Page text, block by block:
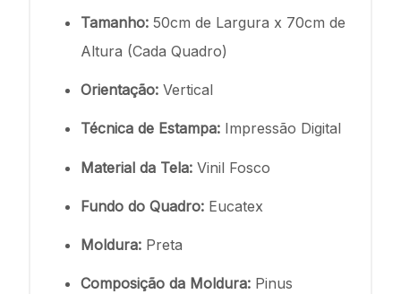
Tamanho: 50cm de Largura x 70cm de
Altura (Cada Quadro)
Orientação: Vertical
Técnica de Estampa: Impressão Digital
Material da Tela: Vinil Fosco
Fundo do Quadro: Eucatex
Moldura: Preta
Composição da Moldura: Pinus